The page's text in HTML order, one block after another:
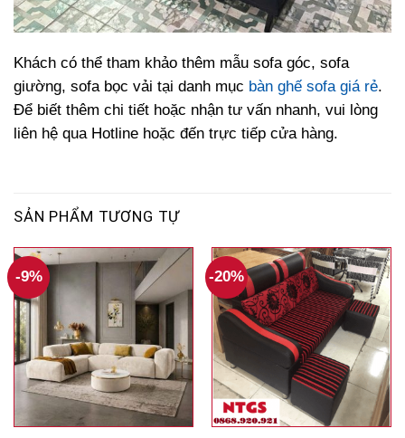
Khách có thể tham khảo thêm mẫu sofa góc, sofa
giường, sofa bọc vải tại danh mục bàn ghế sofa giá rẻ.
Để biết thêm chi tiết hoặc nhận tư vấn nhanh, vui lòng
liên hệ qua Hotline hoặc đến trực tiếp cửa hàng.
SẢN PHẨM TƯƠNG TỰ
-9% -20%